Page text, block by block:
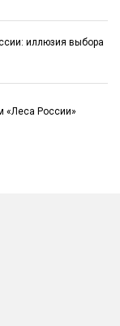
иллюзия выбора
«Леса России»